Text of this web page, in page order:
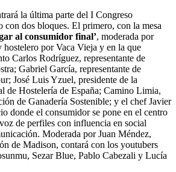
la última parte del I Congreso
con dos bloques. El primero, con la mesa
al consumidor final’, moderada por
hostelero por Vaca Vieja y en la que
Carlos Rodríguez, representante de
Gabriel García, representante de
José Luis Yzuel, presidente de la
de Hostelería de España; Camino Limia,
de Ganadería Sostenible; y el chef Javier
donde el consumidor se pone en el centro
de perfiles con influencia en social
Moderada por Juan Méndez,
de Madison, contará con los youtubers
Sezar Blue, Pablo Cabezali y Lucía